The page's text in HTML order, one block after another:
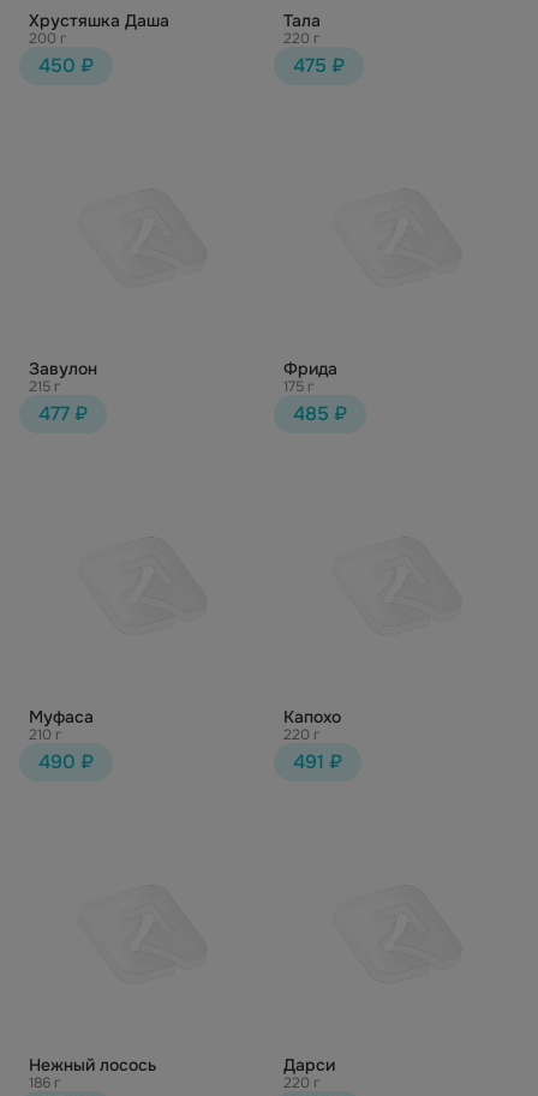
Хрустяшка Даша
200 г
450 ₽
Тала
220 г
475 ₽
Завулон
215 г
477 ₽
Фрида
175 г
485 ₽
Муфаса
210 г
490 ₽
Капохо
220 г
491 ₽
Нежный лосось
186 г
Дарси
220 г